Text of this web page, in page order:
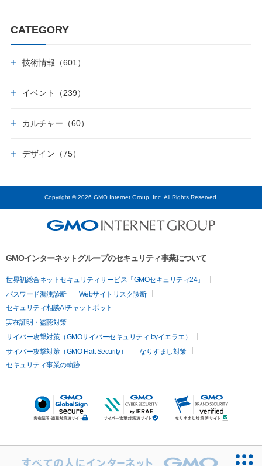
CATEGORY
技術情報（601）
イベント（239）
カルチャー（60）
デザイン（75）
Copyright © 2026 GMO Internet Group, Inc. All Rights Reserved.
GMOインターネットグループのセキュリティ事業について
世界初総合ネットセキュリティサービス「GMOセキュリティ24」
パスワード漏洩診断
Webサイトリスク診断
セキュリティ相談AIチャットボット
実在証明・盗聴対策
サイバー攻撃対策（GMOサイバーセキュリティ byイエラエ）
サイバー攻撃対策（GMO Flatt Security）
なりすまし対策
セキュリティ事業の軌跡